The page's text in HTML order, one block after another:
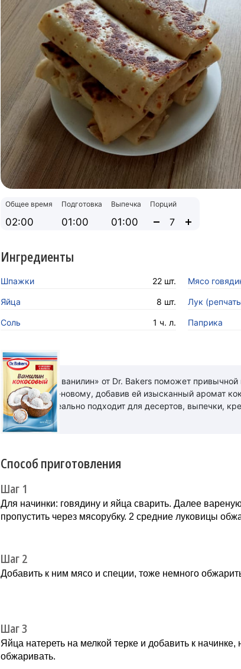
Общее время
02:00
Подготовка
01:00
Выпечка
01:00
Порций
Ингредиенты
Шпажки 22 шт. Мясо
Яйца 8 шт. Лук
Соль 1 ч. л. Паприка
«Кокосовый ванилин» от Dr. Bakers поможет
заиграть по-новому, добавив ей изысканный аромат
Новинка идеально подходит для десертов, выпечки,
напитков.
Способ приготовления
Шаг 1
Для начинки: говядину и яйца сварить. Далее
пропустить через мясорубку. 2 средние луковицы
Шаг 2
Добавить к ним мясо и специи, тоже немного
Шаг 3
Яйца натереть на мелкой терке и добавить к начинке,
обжаривать.